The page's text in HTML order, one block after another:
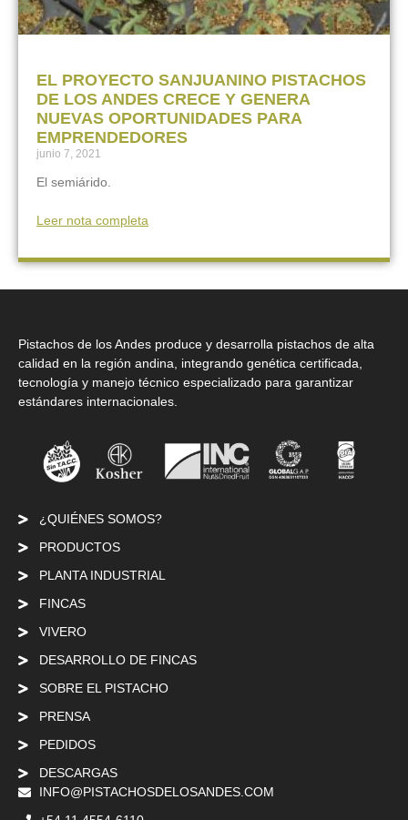
EL PROYECTO SANJUANINO PISTACHOS
DE LOS ANDES CRECE Y GENERA
NUEVAS OPORTUNIDADES PARA
EMPRENDEDORES
junio 7, 2021
El semiárido.
Leer nota completa
Pistachos de los Andes produce y desarrolla pistachos de alta
calidad en la región andina, integrando genética certificada,
tecnología y manejo técnico especializado para garantizar
estándares internacionales.
¿QUIÉNES SOMOS?
PRODUCTOS
PLANTA INDUSTRIAL
FINCAS
VIVERO
DESARROLLO DE FINCAS
SOBRE EL PISTACHO
PRENSA
PEDIDOS
DESCARGAS
INFO@PISTACHOSDELOSANDES.COM